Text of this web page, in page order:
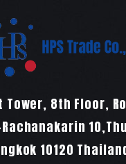
Tower, 8th Floor,
10120